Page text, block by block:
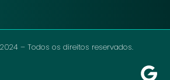
– Todos os direitos reservados.